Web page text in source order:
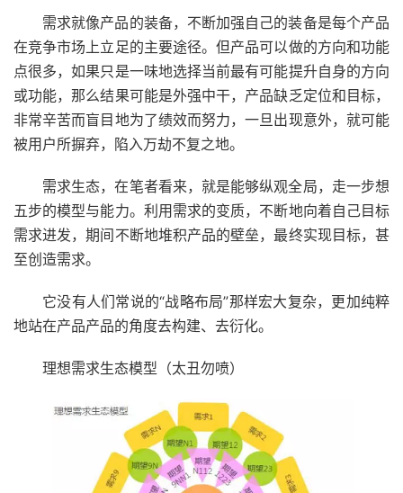
需求就像产品的装备，不断加强自己的装备是每个产品
在竞争市场上立足的主要途径。但产品可以做的方向和功能
点很多，如果只是一味地选择当前最有可能提升自身的方向
或功能，那么结果可能是外强中干，产品缺乏定位和目标，
非常辛苦而盲目地为了绩效而努力，一旦出现意外，就可能
被用户所摒弃，陷入万劫不复之地。
需求生态，在笔者看来，就是能够纵观全局，走一步想
五步的模型与能力。利用需求的变质，不断地向着自己目标
需求进发，期间不断地堆积产品的壁垒，最终实现目标，甚
至创造需求。
它没有人们常说的“战略布局”那样宏大复杂，更加纯粹
地站在产品产品的角度去构建、去衍化。
理想需求生态模型（太丑勿喷）